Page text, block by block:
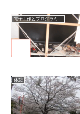
電子工作とプログラミング
休憩